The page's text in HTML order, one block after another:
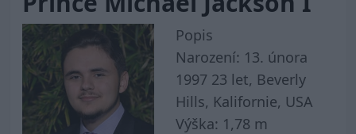
Popis
Narození: 13. února
1997 23 let, Beverly
Hills, Kalifornie, USA
Výška: 1,78 m